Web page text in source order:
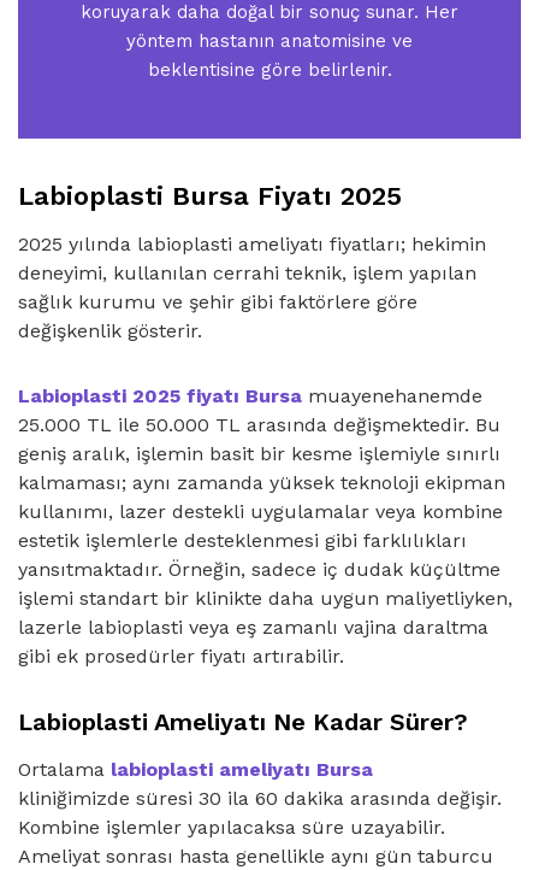
koruyarak daha doğal bir sonuç sunar. Her
yöntem hastanın anatomisine ve
beklentisine göre belirlenir.
Labioplasti Bursa Fiyatı 2025
2025 yılında labioplasti ameliyatı fiyatları; hekimin
deneyimi, kullanılan cerrahi teknik, işlem yapılan
sağlık kurumu ve şehir gibi faktörlere göre
değişkenlik gösterir.
Labioplasti 2025 fiyatı Bursa muayenehanemde
25.000 TL ile 50.000 TL arasında değişmektedir. Bu
geniş aralık, işlemin basit bir kesme işlemiyle sınırlı
kalmaması; aynı zamanda yüksek teknoloji ekipman
kullanımı, lazer destekli uygulamalar veya kombine
estetik işlemlerle desteklenmesi gibi farklılıkları
yansıtmaktadır. Örneğin, sadece iç dudak küçültme
işlemi standart bir klinikte daha uygun maliyetliyken,
lazerle labioplasti veya eş zamanlı vajina daraltma
gibi ek prosedürler fiyatı artırabilir.
Labioplasti Ameliyatı Ne Kadar Sürer?
Ortalama labioplasti ameliyatı Bursa
kliniğimizde süresi 30 ila 60 dakika arasında değişir.
Kombine işlemler yapılacaksa süre uzayabilir.
Ameliyat sonrası hasta genellikle aynı gün taburcu